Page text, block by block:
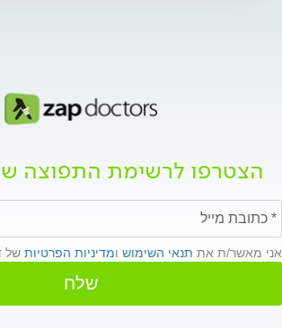
הצטרפו לרשימת התפוצה
אני מאשר/ת את תנאי השימוש ומדיניות הפרטיות של
שלח